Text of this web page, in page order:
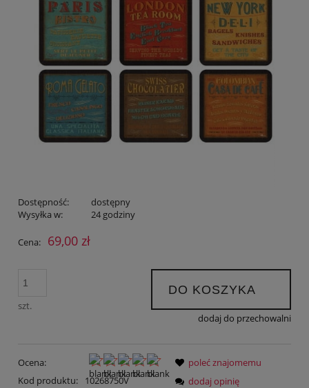
Dostępność:
dostępny
Wysyłka w:
24 godziny
Cena: 69,00 zł
szt.
DO KOSZYKA
dodaj do przechowalni
Ocena:
Kod produktu:
10268750V
poleć znajomemu
dodaj opinię